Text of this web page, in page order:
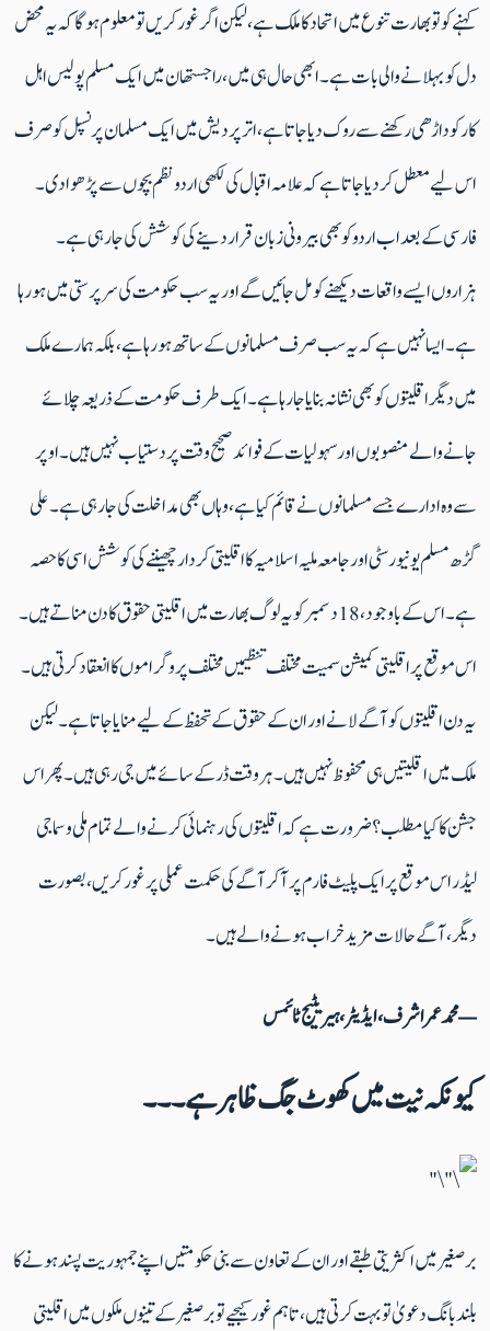
کہنے کو تو بھارت تنوع میں اتحاد کا ملک ہے، لیکن اگر غور کریں تو معلوم ہوگا کہ یہ محض
دل کو بہلانے والی بات ہے۔ ابھی حال ہی میں، راجستھان میں ایک مسلم پولیس اہل
کار کو داڑھی رکھنے سے روک دیا جاتاہے، اترپردیش میں ایک مسلمان پرنسپل کو صرف
اس لیے معطل کردیا جاتا ہے کہ علامہ اقبال کی لکھی اردو نظم بچوں سے پڑھوا دی۔
فارسی کے بعد اب اردو کو بھی بیرونی زبان قرار دینے کی کوشش کی جارہی ہے۔
ہزاروں ایسے واقعات دیکھنے کو مل جائیں گے اور یہ سب حکومت کی سرپرستی میں ہو رہا
ہے۔ ایسا نہیں ہے کہ یہ سب صرف مسلمانوں کے ساتھ ہورہا ہے، بلکہ ہمارے ملک
میں دیگر اقلیتوں کو بھی نشانہ بنایا جا رہا ہے۔ ایک طرف حکومت کے ذریعہ چلائے
جانے والے منصوبوں اور سہولیات کے فوائد صحیح وقت پر دستیاب نہیں ہیں۔ اوپر
سے وہ ادارے جسے مسلمانوں نے قائم کیا ہے، وہاں بھی مداخلت کی جا رہی ہے۔علی
گڑھ مسلم یونیورسٹی اور جامعہ ملیہ اسلامیہ کا اقلیتی کردار چھیننے کی کوشش اسی کا حصہ
ہے۔ اس کے باوجود، 18 دسمبر کو یہ لوگ بھارت میں اقلیتی حقوق کا دن مناتے ہیں۔
اس موقع پر اقلیتی کمیشن سمیت مختلف تنظیمیں مختلف پروگراموں کا انعقاد کرتی ہیں۔
یہ دن اقلیتوں کو آگے لانے اور ان کے حقوق کے تحفظ کے لیے منایا جاتا ہے۔ لیکن
ملک میں اقلیتیں ہی محفوظ نہیں ہیں۔ ہر وقت ڈر کے سائے میں جی رہی ہیں۔ پھر اس
جشن کا کیا مطلب ؟ ضرورت ہے کہ اقلیتوں کی رہنمائی کرنے والے تمام ملی و سماجی
لیڈر اس موقع پر ایک پلیٹ فارم پر آکر آگے کی حکمت عملی پر غور کریں، بصورت
دیگر، آگے حالات مزید خراب ہونے والے ہیں۔
—محمد عمر اشرف، ایڈیٹر، ہیریٹیج ٹائمس
کیونکہ نیت میں کھوٹ جگ ظاہر ہے۔۔۔
برصغیر میں اکثریتی طبقے اور ان کے تعاون سے بنی حکومتیں اپنے جمہوریت پسند ہونے کا
بلند بانگ دعویٰ تو بہت کرتی ہیں، تاہم غور کیجیے تو برصغیر کے تینوں ملکوں میں اقلیتی